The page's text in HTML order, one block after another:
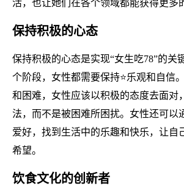
活，也让她们在各个领域都能获得更多
保持积极的心态
保持积极的心态是实现“女生吃78”的关
个阶段，女性都需要保持⭐乐观和自信
和困难，女性应该以积极的态度去面对
法，而不是被困难所困扰。女性还可以
爱好，找到生活中的乐趣和快乐，让自
希望。
饮食文化的创新者